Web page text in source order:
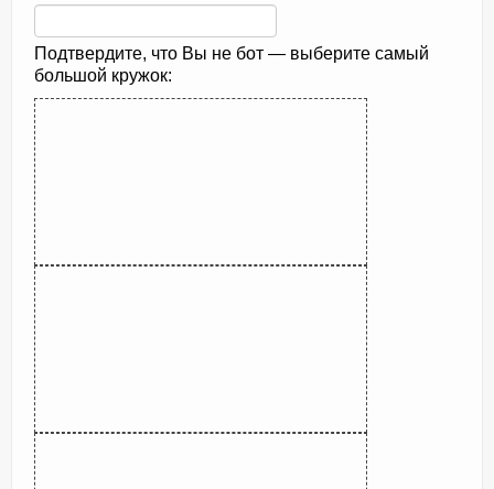
Подтвердите, что Вы не бот — выберите самый
большой кружок: